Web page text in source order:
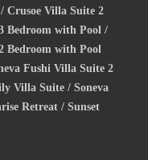
Crusoe Villa Suite 2
Bedroom with Pool /
Bedroom with Pool
Fushi Villa Suite 2
Villa Suite / Soneva
Retreat / Sunset